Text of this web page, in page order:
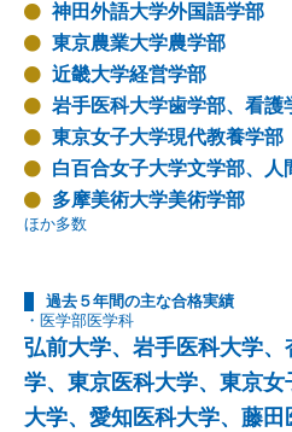
神田外語大学外国語学部
東京農業大学農学部
近畿大学経営学部
岩手医科大学歯学部、看護
東京女子大学現代教養学部
白百合女子大学文学部、人
多摩美術大学美術学部
ほか多数
過去５年間の主な合格実績
・医学部医学科
弘前大学、岩手医科大学
学、東京医科大学、東京
大学、愛知医科大学、藤